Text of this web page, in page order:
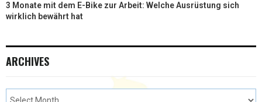
3 Monate mit dem E-Bike zur Arbeit: Welche Ausrüstung sich
wirklich bewährt hat
ARCHIVES